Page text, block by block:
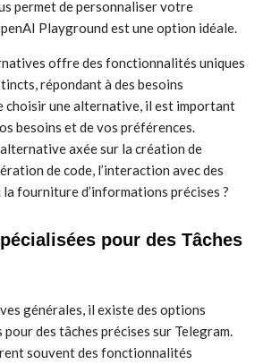
permet de personnaliser votre
Playground est une option idéale.
offre des fonctionnalités uniques
répondant à des besoins
choisir une alternative, il est important
besoins et de vos préférences.
axée sur la création de
de code, l’interaction avec des
la fourniture d’informations précises ?
pour des Tâches
générales, il existe des options
pour des tâches précises sur Telegram.
souvent des fonctionnalités